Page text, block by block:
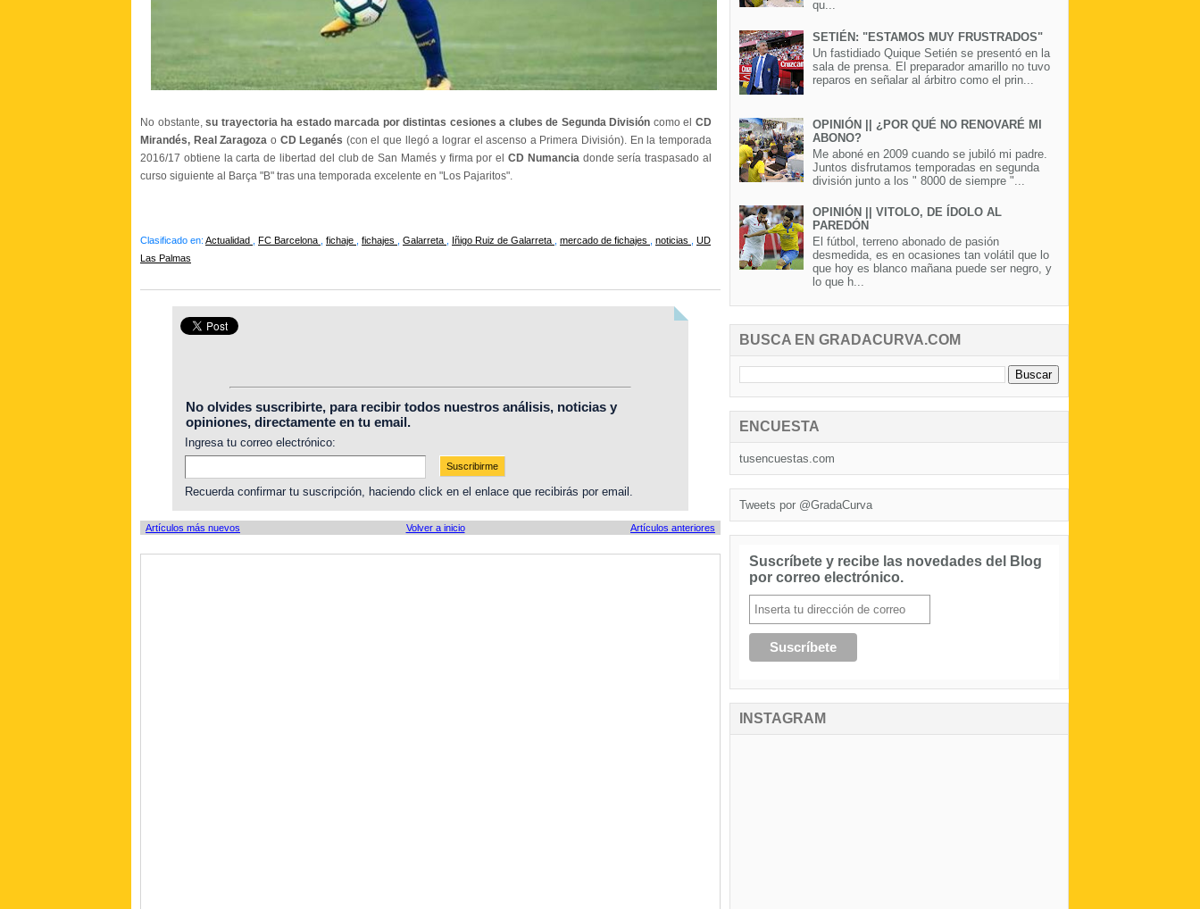
No obstante,su trayectoria ha estado marcada por distintas cesiones a clubes de Segunda División como elCD
Mirandés, Real Zaragoza oCD Leganés (con el que llegó a lograr el ascenso a Primera División). En la temporada
2016/17 obtiene la carta de libertad del club de San Mamés y firma por el CD Numancia donde sería traspasado al
curso siguiente al Barça "B" tras una temporada excelente en "Los Pajaritos".
Clasificado en: Actualidad FC Barcelona fichaje fichajes Galarreta Iñigo Ruiz de Galarreta mercado de fichajes noticias
UD
Las Palmas
No olvides suscribirte, para recibir todos nuestros análisis, noticias y
opiniones, directamente en tu email.
Ingresa tu correo electrónico:
Recuerda confirmar tu suscripción, haciendo click en el enlace que recibirás por email.
Artículos más nuevos Artículos anteriores
Volver a inicio
qu...
SETIÉN: "ESTAMOS MUY FRUSTRADOS"
Un fastidiado Quique Setién se presentó en la
sala de prensa. El preparador amarillo no tuvo
reparos en señalar al árbitro como el prin...
OPINIÓN || ¿POR QUÉ NO RENOVARÉ MI
ABONO?
Me aboné en 2009 cuando se jubiló mi padre.
Juntos disfrutamos temporadas en segunda
división junto a los " 8000 de siempre "...
OPINIÓN || VITOLO, DE ÍDOLO AL
PAREDÓN
El fútbol, terreno abonado de pasión
desmedida, es en ocasiones tan volátil que lo
que hoy es blanco mañana puede ser negro, y
lo que h...
BUSCA EN GRADACURVA.COM
ENCUESTA
tusencuestas.com
Tweets por @GradaCurva
Suscríbete y recibe las novedades del Blog
por correo electrónico.
INSTAGRAM